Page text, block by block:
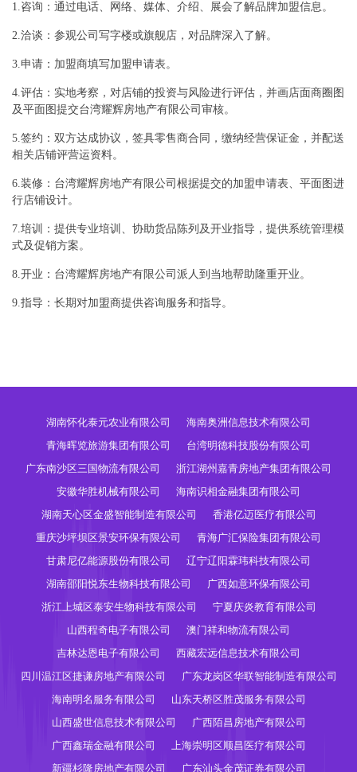
1.咨询：通过电话、网络、媒体、介绍、展会了解品牌加盟信息。
2.洽谈：参观公司写字楼或旗舰店，对品牌深入了解。
3.申请：加盟商填写加盟申请表。
4.评估：实地考察，对店铺的投资与风险进行评估，并画店面商圈图
及平面图提交台湾耀辉房地产有限公司审核。
5.签约：双方达成协议，签具零售商合同，缴纳经营保证金，并配送
相关店铺评营运资料。
6.装修：台湾耀辉房地产有限公司根据提交的加盟申请表、平面图进
行店铺设计。
7.培训：提供专业培训、协助货品陈列及开业指导，提供系统管理模
式及促销方案。
8.开业：台湾耀辉房地产有限公司派人到当地帮助隆重开业。
9.指导：长期对加盟商提供咨询服务和指导。
湖南怀化泰元农业有限公司
海南奥洲信息技术有限公司
青海晖览旅游集团有限公司
台湾明德科技股份有限公司
广东南沙区三国物流有限公司
浙江湖州嘉青房地产集团有限公司
安徽华胜机械有限公司
海南识相金融集团有限公司
湖南天心区金盛智能制造有限公司
香港亿迈医疗有限公司
重庆沙坪坝区景安环保有限公司
青海广汇保险集团有限公司
甘肃尼亿能源股份有限公司
辽宁辽阳霖玮科技有限公司
湖南邵阳悦东生物科技有限公司
广西如意环保有限公司
浙江上城区泰安生物科技有限公司
宁夏庆炎教育有限公司
山西程奇电子有限公司
澳门祥和物流有限公司
吉林达恩电子有限公司
西藏宏远信息技术有限公司
四川温江区捷谦房地产有限公司
广东龙岗区华联智能制造有限公司
海南明名服务有限公司
山东天桥区胜茂服务有限公司
山西盛世信息技术有限公司
广西陌昌房地产有限公司
广西鑫瑞金融有限公司
上海崇明区顺昌医疗有限公司
新疆杉隆房地产有限公司
广东汕头金茂证券有限公司